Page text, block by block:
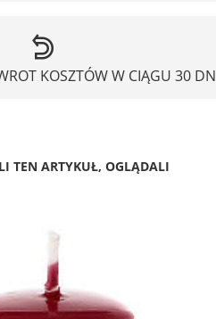
KOSZTÓW W CIĄGU 30
TEN ARTYKUŁ, OGLĄDALI